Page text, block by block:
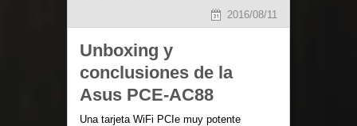
2016/08/11
Unboxing y
conclusiones de la
Asus PCE-AC88
Una tarjeta WiFi PCIe muy potente